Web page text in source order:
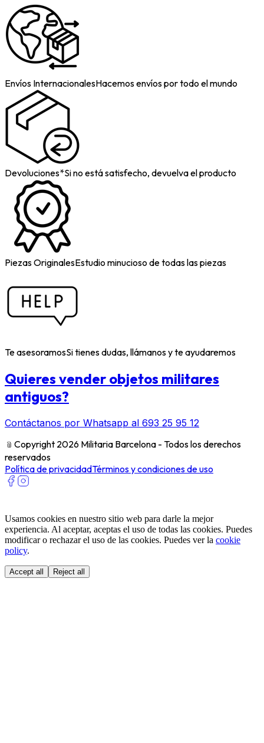
Envíos InternacionalesHacemos envíos por todo el mundo
Devoluciones*Si no está satisfecho, devuelva el producto
Piezas OriginalesEstudio minucioso de todas las piezas
Te asesoramosSi tienes dudas, llámanos y te ayudaremos
Quieres vender objetos militares
antiguos?
Contáctanos por Whatsapp al 693 25 95 12
﹫ Copyright 2026 Militaria Barcelona - Todos los derechos
reservados
Política de privacidadTérminos y condiciones de uso
Usamos cookies en nuestro sitio web para darle la mejor
experiencia. Al aceptar, aceptas el uso de todas las cookies. Puedes
modificar o rechazar el uso de las cookies. Puedes ver la cookie
policy.
Accept all Reject all